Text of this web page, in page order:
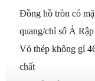
Đồng hồ tròn có
quang/chỉ số Ả
Vỏ thép không gỉ
chất